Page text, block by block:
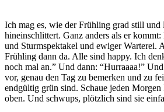
Ich mag es, wie der Frühling grad still und
hineinschlittert. Ganz anders als er
und Sturmspektakel und ewiger Warterei.
Frühling dann da. Alle sind happy. Ich
noch mal an.” Und dann: “Hurraaaa!”
vor, genau den Tag zu bemerken und zu
endgültig grün sind. Schaue jeden
oben. Und schwups, plötzlich sind sie